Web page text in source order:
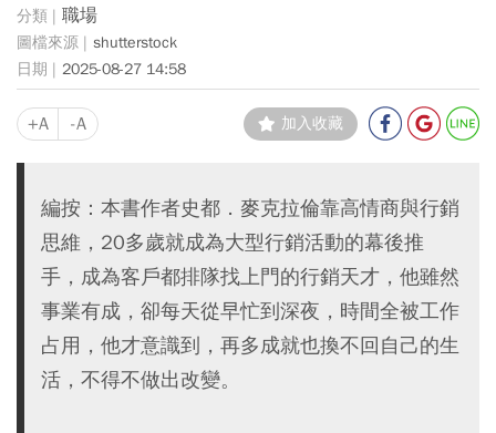
職場
shutterstock
2025-08-27 14:58
+A -A 加入收藏
編按：本書作者史都．麥克拉倫靠高情商與行銷
思維，20多歲就成為大型行銷活動的幕後推
手，成為客戶都排隊找上門的行銷天才，他雖然
事業有成，卻每天從早忙到深夜，時間全被工作
占用，他才意識到，再多成就也換不回自己的生
活，不得不做出改變。